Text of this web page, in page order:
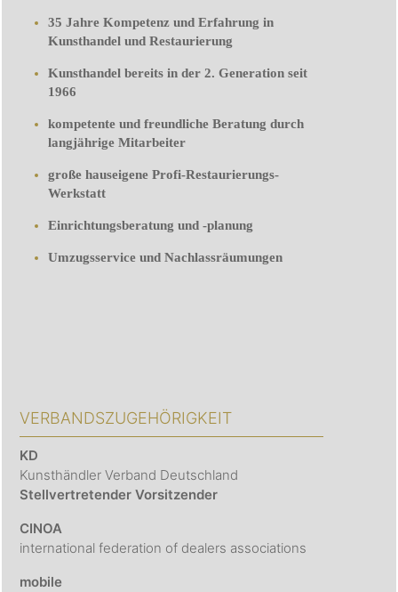
35 Jahre Kompetenz und Erfahrung in
Kunsthandel und Restaurierung
Kunsthandel bereits in der 2. Generation seit
1966
kompetente und freundliche Beratung durch
langjährige Mitarbeiter
große hauseigene Profi-Restaurierungs-
Werkstatt
Einrichtungsberatung und -planung
Umzugsservice und Nachlassräumungen
VERBANDSZUGEHÖRIGKEIT
KD
Kunsthändler Verband Deutschland
Stellvertretender Vorsitzender
CINOA
international federation of dealers associations
mobile